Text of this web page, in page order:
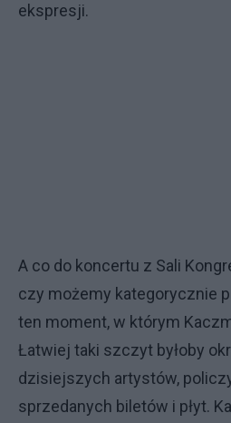
ekspresji.
A co do koncertu z Sali
czy możemy kategorycznie
ten moment, w którym
Łatwiej taki szczyt byłoby
dzisiejszych artystów,
sprzedanych biletów i płyt.